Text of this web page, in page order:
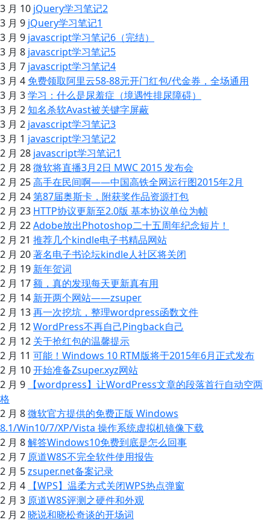
3 月 10 jQuery学习笔记2
3 月 9 jQuery学习笔记1
3 月 9 javascript学习笔记6（完结）
3 月 8 javascript学习笔记5
3 月 7 javascript学习笔记4
3 月 4 免费领取阿里云58-88元开门红包/代金券，全场通用
3 月 3学习：什么是尿羞症（境遇性排尿障碍）
3 月 2知名杀软Avast被关键字屏蔽
3 月 2 javascript学习笔记3
3 月 1 javascript学习笔记2
2 月 28 javascript学习笔记1
2 月 28微软将直播3月2日 MWC 2015 发布会
2 月 25高手在民间啊——中国高铁全网运行图2015年2月
2 月 24第87届奥斯卡，附获奖作品资源打包
2 月 23 HTTP协议更新至2.0版 基本协议单位为帧
2 月 22Adobe放出Photoshop二十五周年纪念短片！
2 月 21 推荐几个kindle电子书精品网站
2 月 20著名电子书论坛kindle人社区将关闭
2 月 19 新年贺词
2 月 17额，真的发现每天更新真有用
2 月 14 新开两个网站——zsuper
2 月 13再一次挖坑，整理wordpress函数文件
2 月 12WordPress不再自己Pingback自己
2 月 12 关于抢红包的温馨提示
2 月 11 可能！Windows 10 RTM版将于2015年6月正式发布
2 月 10开始准备Zsuper.xyz网站
2 月 9
【wordpress】让WordPress文章的段落首行自动空两
格
2 月 8微软官方提供的免费正版 Windows
8.1/Win10/7/XP/Vista 操作系统虚拟机镜像下载
2 月 8解答Windows10免费到底是怎么回事
2 月 7 原道W8S不完全软件使用报告
2 月 5zsuper.net备案记录
2 月 4
【WPS】温柔方式关闭WPS热点弹窗
2 月 3 原道W8S评测之硬件和外观
2 月 2 晓说和晓松奇谈的开场词